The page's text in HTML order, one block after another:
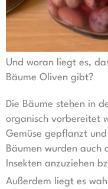
Und woran liegt es,
Bäume Oliven gibt?
Die Bäume stehen in
organisch vorbereitet
Gemüse gepflanzt
Bäumen wurden auch
Insekten anzuziehen
Außerdem liegt es